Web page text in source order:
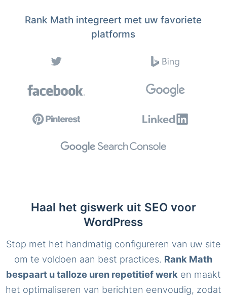
Rank Math integreert met uw favoriete
platforms
Haal het giswerk uit SEO voor
WordPress
Stop met het handmatig configureren van uw site
om te voldoen aan best practices. Rank Math
bespaart u talloze uren repetitief werk en maakt
het optimaliseren van berichten eenvoudig, zodat